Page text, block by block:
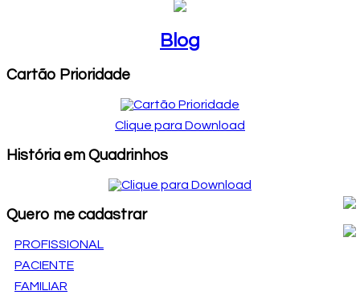
Blog
Cartão Prioridade
Clique para Download
História em Quadrinhos
Quero me cadastrar
PROFISSIONAL
PACIENTE
FAMILIAR